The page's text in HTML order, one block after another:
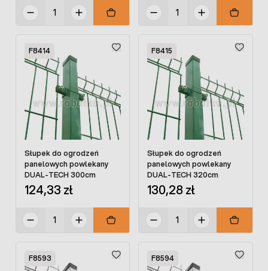
F8414
Słupek do ogrodzeń
panelowych powlekany
DUAL-TECH 300cm
124,33 zł
F8415
Słupek do ogrodzeń
panelowych powlekany
DUAL-TECH 320cm
130,28 zł
F8593 F8594